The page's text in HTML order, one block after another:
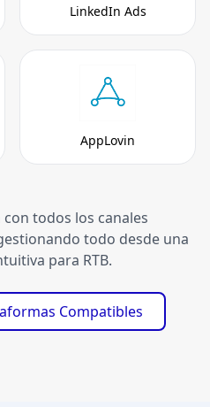
LinkedIn Ads
AppLovin
todos los canales
todo desde una
para RTB.
Compatibles